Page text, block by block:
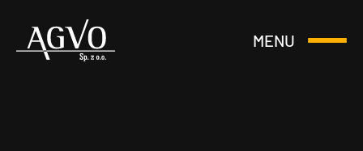
Header
MENU
Otwórz